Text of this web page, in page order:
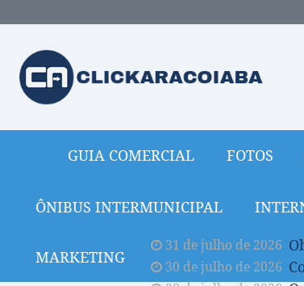
GUIA COMERCIAL FOTOS
ÔNIBUS INTERMUNICIPAL
MARKETING
31 de julho de 2026
30 de julho de 2026